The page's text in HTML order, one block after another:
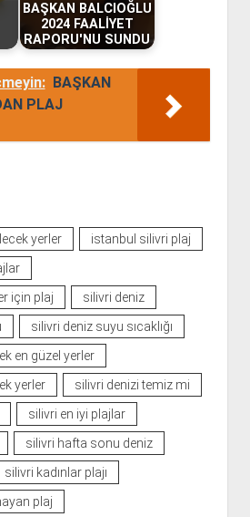
BAŞKAN BALCIOĞLU
2024 FAALİYET
RAPORU'NU SUNDU
BAŞKAN
PLAJ
yerler
istanbul silivri plaj
için plaj
silivri deniz
silivri deniz suyu sıcaklığı
en güzel yerler
yerler
silivri denizi temiz mi
silivri en iyi plajlar
silivri hafta sonu deniz
silivri kadınlar plajı
plaj